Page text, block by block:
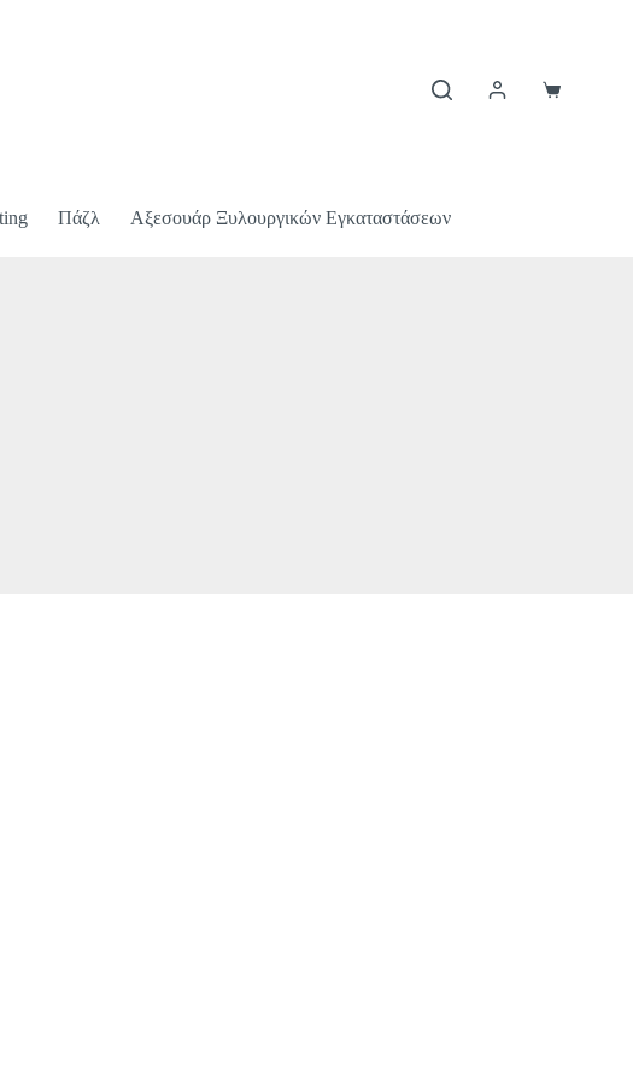
Πάζλ Αξεσουάρ Ξυλουργικών Εγκαταστάσεων